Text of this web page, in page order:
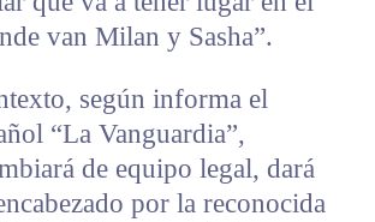
van Milan y Sasha”.
según informa el
“La Vanguardia”,
de equipo legal, dará
por la reconocida